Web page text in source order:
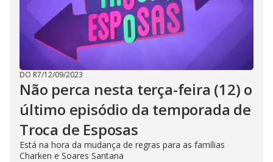
DO R7/12/09/2023
Não perca nesta terça-feira (12) o
último episódio da temporada de
Troca de Esposas
Está na hora da mudança de regras para as famílias
Charken e Soares Santana